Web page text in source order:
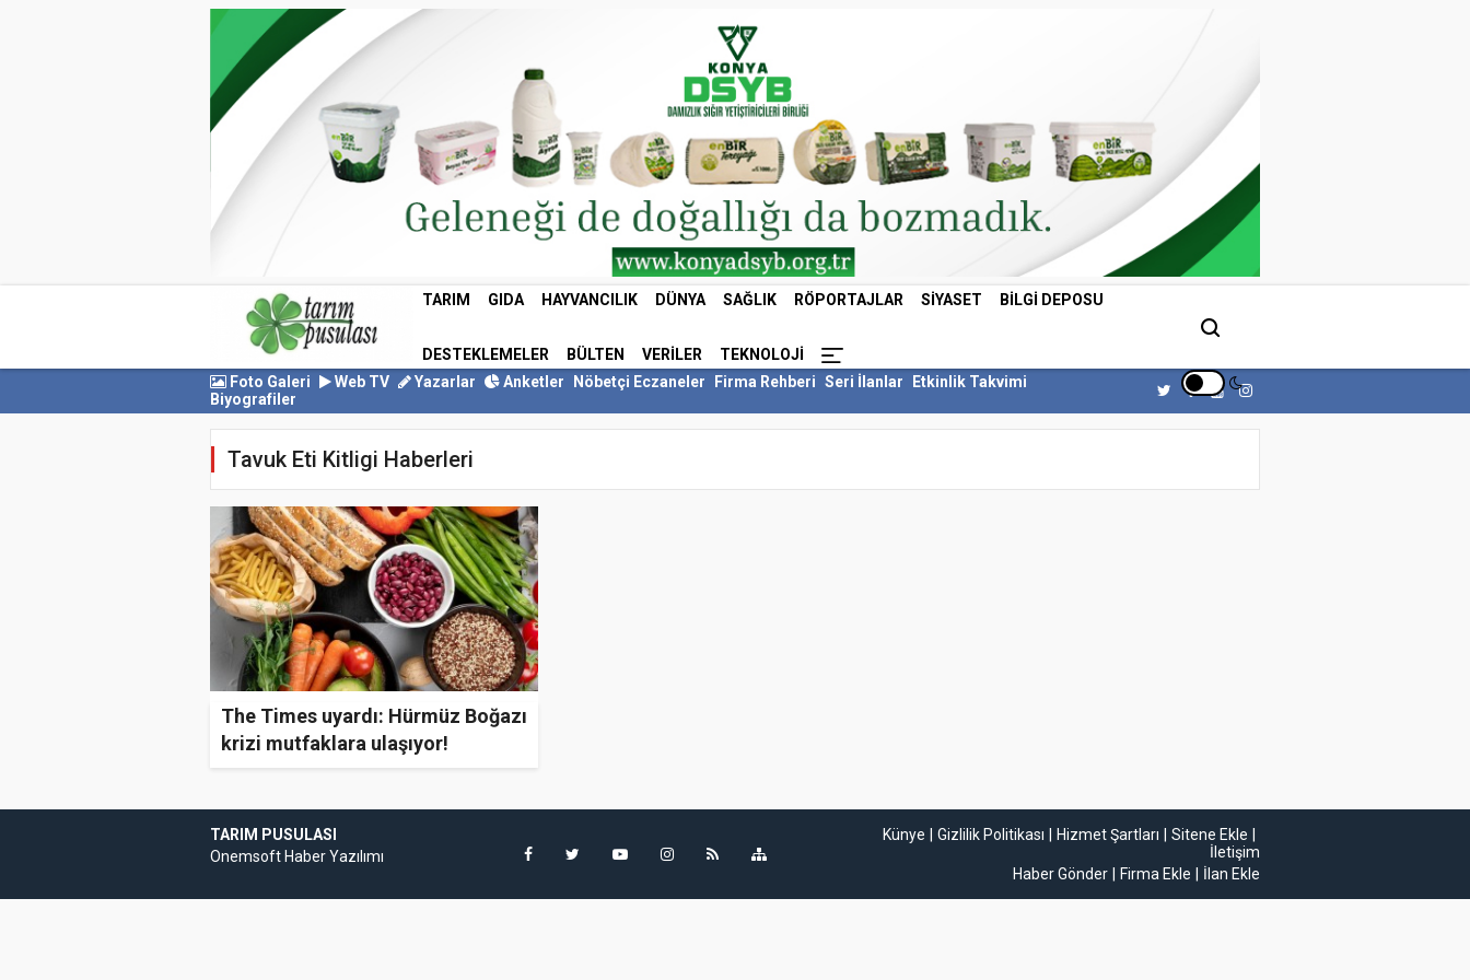
TARIM GIDA HAYVANCILIK DÜNYA SAĞLIK RÖPORTAJLAR SIYASET BILGI DEPOSU
DESTEKLEMELER BÜLTEN VERILER
TEKNOLOJI
Foto Galeri
Web TV Yazarlar Anketler Nöbetçi Eczaneler Firma Rehberi Seri İlanlar
Etkinlik Takvimi
Biyografiler
Tavuk Eti Kitligi Haberleri
The Times uyardı: Hürmüz Boğazı
krizi mutfaklara ulaşıyor!
TARIM PUSULASI
OnemsoftHaber Yazılımı
Künye Gizlilik Politikası Hizmet Şartları
Sitene Ekle
İletişim
Haber Gönder
Firma Ekle İlan Ekle